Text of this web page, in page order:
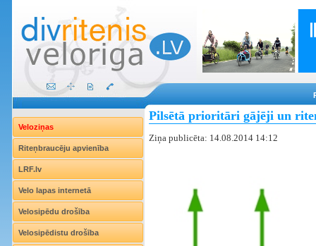
Veloziņas
Riteņbraucēju apvienība
LRF.lv
Velo lapas internetā
Velosipēdu drošība
Velosipēdistu drošība
Pilsētā prioritāri gājēji un
Ziņa publicēta: 14.08.2014 14:12